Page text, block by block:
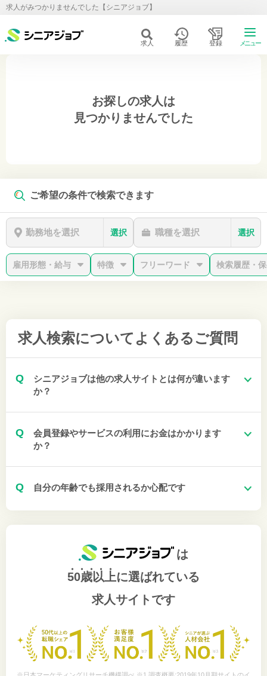
求人がみつかりませんでした【シニアジョブ】
求人 履歴 登録 メニュー
お探しの求人は
見つかりませんでした
ご希望の条件で検索できます
勤務地を選択 選択 職種を選択 選択
雇用形態・給与 特徴 フリーワード 検索履歴・
求人検索について よくあるご質問
Q
シニアジョブは他の求人サイトとは何が違います
か？
Q
会員登録やサービスの利用にお金はかかります
か？
Q 自分の年齢でも採用されるか心配です
は
50歳以上に選ばれている
求人サイトです
※日本マーケティングリサーチ機構調べ ※1 調査概要:2019年10月期サイトのイ